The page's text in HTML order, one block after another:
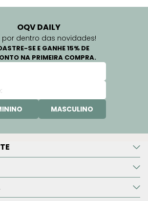
OQV DAILY
por dentro das novidades!
SE E GANHE 15% DE
NA PRIMEIRA COMPRA.
MASCULINO